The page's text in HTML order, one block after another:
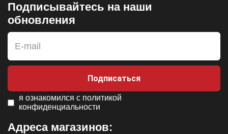
Подписывайтесь на наши
обновления
Подписаться
я ознакомился с политикой
конфиденциальности
Адреса магазинов: